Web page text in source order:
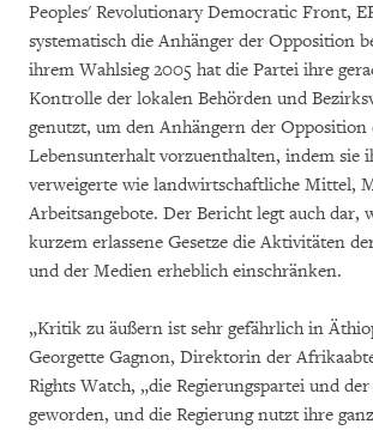
Peoples' Revolutionary Democratic Front,
systematisch die Anhänger der Opposition
ihrem Wahlsieg 2005 hat die Partei ihre
Kontrolle der lokalen Behörden und
genutzt, um den Anhängern der Opposition
Lebensunterhalt vorzuenthalten, indem sie
verweigerte wie landwirtschaftliche Mittel,
Arbeitsangebote. Der Bericht legt auch dar,
kurzem erlassene Gesetze die Aktivitäten
und der Medien erheblich einschränken.
„Kritik zu äußern ist sehr gefährlich in
Georgette Gagnon, Direktorin der
Rights Watch, „die Regierungspartei und
geworden, und die Regierung nutzt ihre